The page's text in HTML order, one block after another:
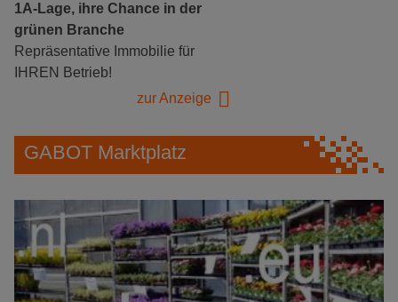
1A-Lage, ihre Chance in der
grünen Branche
Repräsentative Immobilie für
IHREN Betrieb!
zur Anzeige
GABOT Marktplatz